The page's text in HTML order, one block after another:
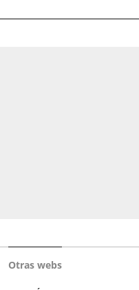
Otras webs